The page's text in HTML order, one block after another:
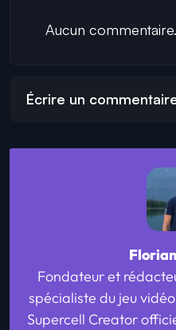
Aucun
Écrire un
Fondateur et
spécialiste du jeu
Supercell Creator